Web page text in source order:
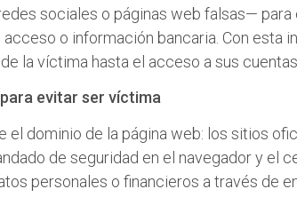
sociales o páginas web falsas—
o información bancaria. Con
la víctima hasta el acceso a sus
evitar ser víctima
el dominio de la página web: los sitios
de seguridad en el navegador y el
personales o financieros a través de